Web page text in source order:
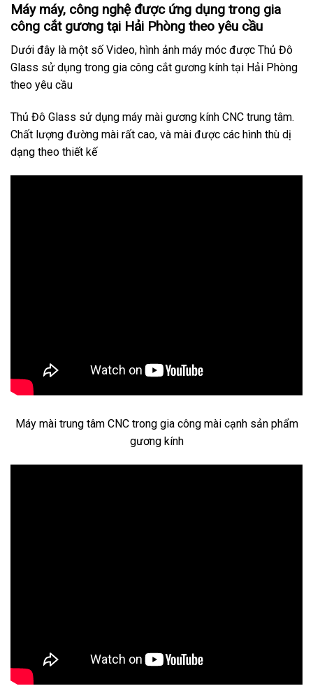
Máy máy, công nghệ được ứng dụng trong gia
công cắt gương tại Hải Phòng theo yêu cầu
Dưới đây là một số Video, hình ảnh máy móc được Thủ Đô
Glass sử dụng trong gia công cắt gương kính tại Hải Phòng
theo yêu cầu
Thủ Đô Glass sử dụng máy mài gương kính CNC trung tâm.
Chất lượng đường mài rất cao, và mài được các hình thù dị
dạng theo thiết kế
Máy mài trung tâm CNC trong gia công mài cạnh sản phẩm
gương kính